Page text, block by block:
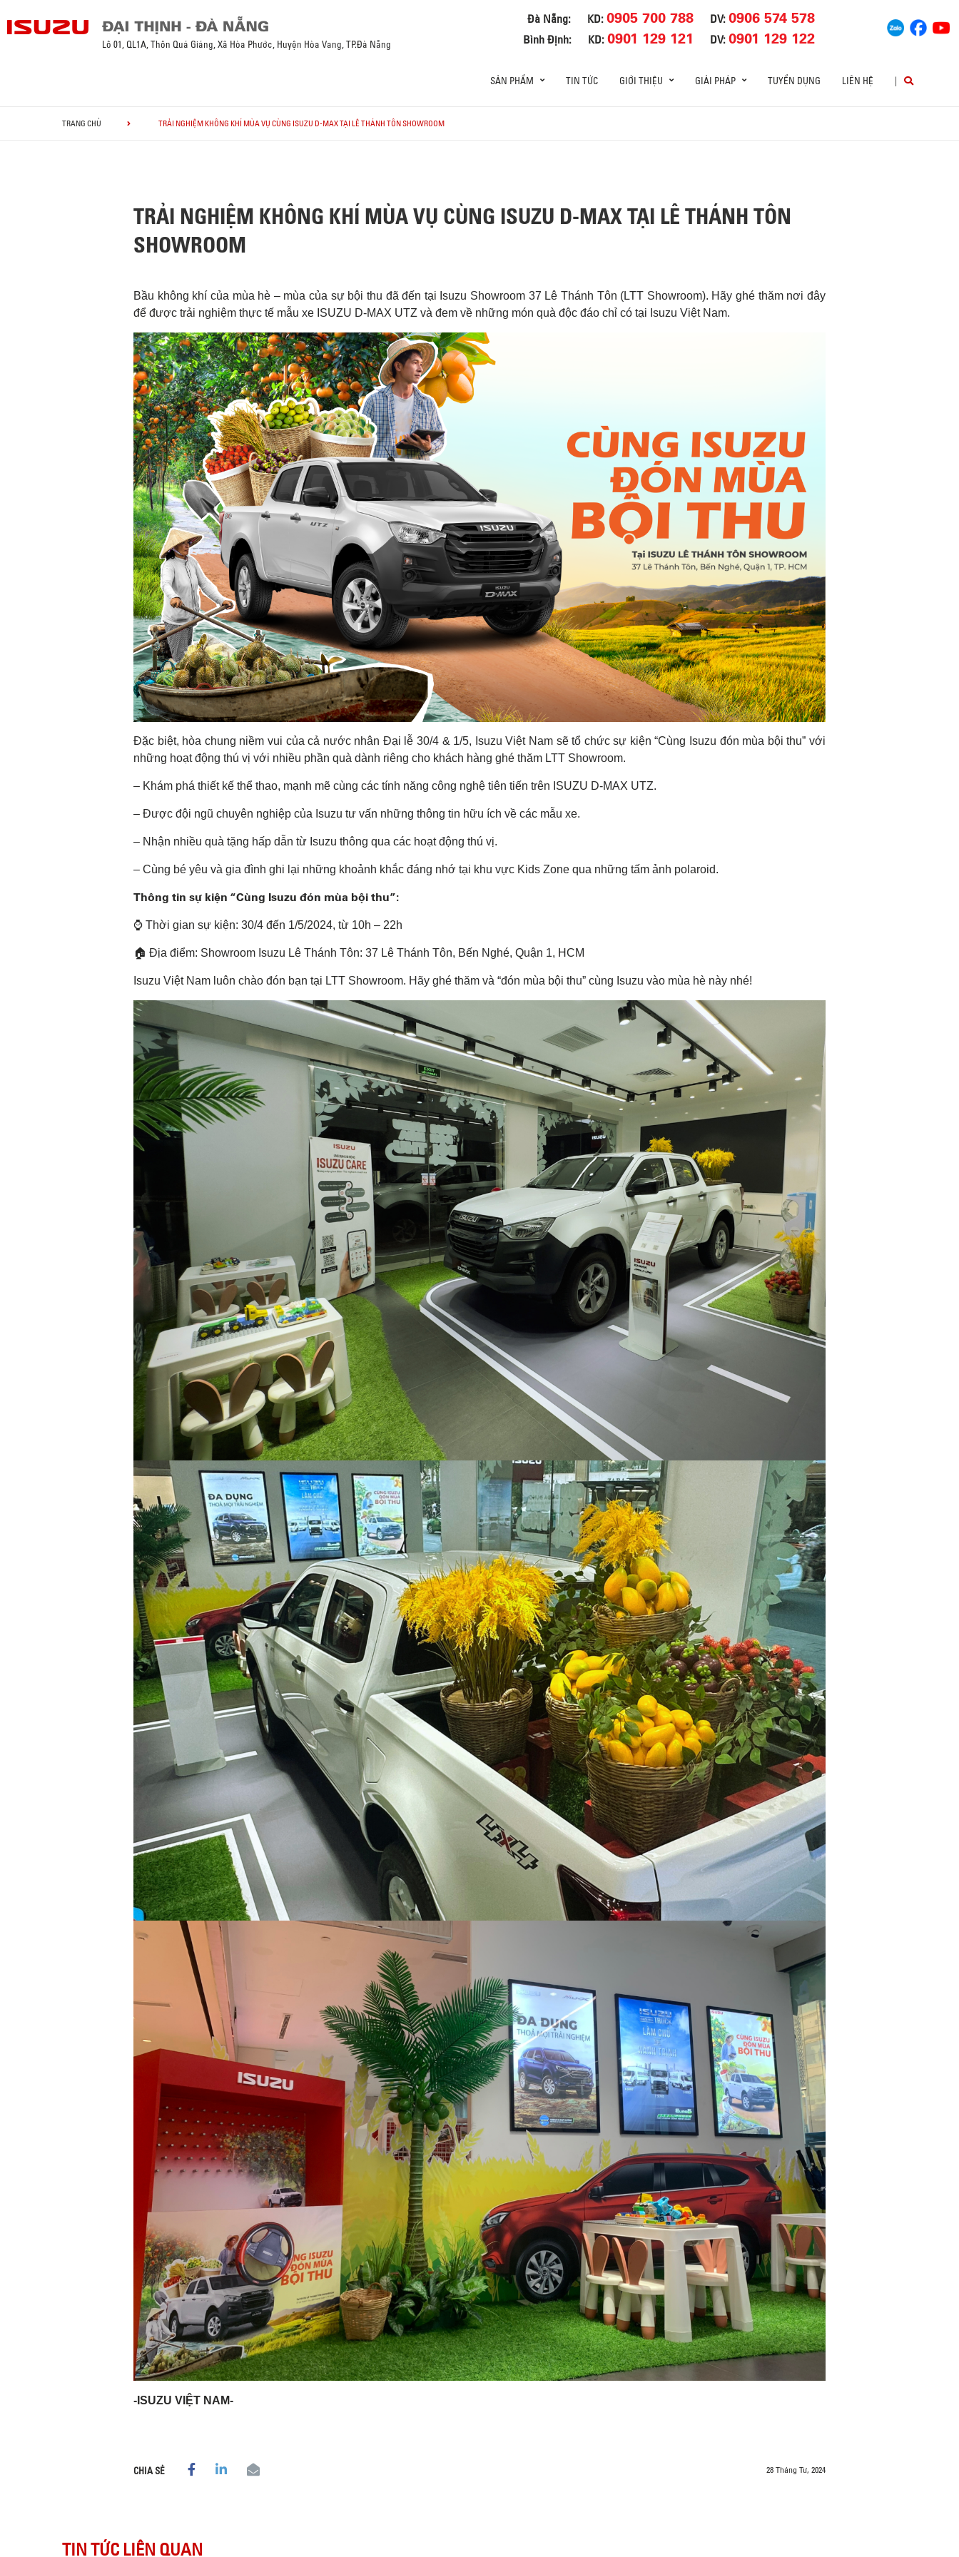
Đà Nẵng: KD:0905 700 788 DV:0906 574 578
Bình Định: KD:0901 129 121 DV:0901 129 122
Lô 01, QL1A, Thôn Quá Giáng, Xã Hòa Phước, Huyện Hòa Vang, TP.Đà Nẵng
SẢN PHẨM TIN TỨC GIỚI THIỆU GIẢI PHÁP TUYỂN DỤNG LIÊN HỆ |
TRANG CHỦ TRẢI NGHIỆM KHÔNG KHÍ MÙA VỤ CÙNG ISUZU D-MAX TẠI LÊ THÁNH TÔN SHOWROOM
TRẢI NGHIỆM KHÔNG KHÍ MÙA VỤ CÙNG ISUZU D-MAX TẠI LÊ THÁNH TÔN
SHOWROOM
Bầu không khí của mùa hè – mùa của sự bội thu đã đến tại Isuzu Showroom 37 Lê Thánh Tôn (LTT Showroom). Hãy ghé thăm nơi đây
để được trải nghiệm thực tế mẫu xe ISUZU D-MAX UTZ và đem về những món quà độc đáo chỉ có tại Isuzu Việt Nam.
Đặc biệt, hòa chung niềm vui của cả nước nhân Đại lễ 30/4 & 1/5, Isuzu Việt Nam sẽ tổ chức sự kiện “Cùng Isuzu đón mùa bội thu” với
những hoạt động thú vị với nhiều phần quà dành riêng cho khách hàng ghé thăm LTT Showroom.
– Khám phá thiết kế thể thao, mạnh mẽ cùng các tính năng công nghệ tiên tiến trên ISUZU D-MAX UTZ.
– Được đội ngũ chuyên nghiệp của Isuzu tư vấn những thông tin hữu ích về các mẫu xe.
– Nhận nhiều quà tặng hấp dẫn từ Isuzu thông qua các hoạt động thú vị.
– Cùng bé yêu và gia đình ghi lại những khoảnh khắc đáng nhớ tại khu vực Kids Zone qua những tấm ảnh polaroid.
Thông tin sự kiện “Cùng Isuzu đón mùa bội thu”:
⌚️ Thời gian sự kiện: 30/4 đến 1/5/2024, từ 10h – 22h
🏠 Địa điểm: Showroom Isuzu Lê Thánh Tôn: 37 Lê Thánh Tôn, Bến Nghé, Quận 1, HCM
Isuzu Việt Nam luôn chào đón bạn tại LTT Showroom. Hãy ghé thăm và “đón mùa bội thu” cùng Isuzu vào mùa hè này nhé!
-ISUZU VIỆT NAM-
CHIA SẺ 28 Tháng Tư, 2024
TIN TỨC LIÊN QUAN